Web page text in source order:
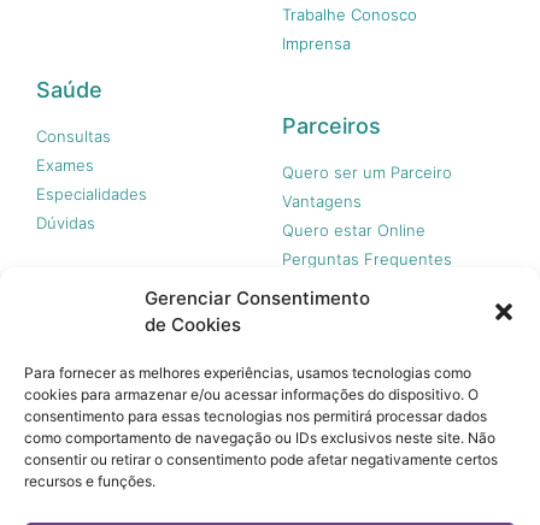
Gerenciar Consentimento
de Cookies
Para fornecer as melhores experiências, usamos tecnologias como
cookies para armazenar e/ou acessar informações do dispositivo. O
consentimento para essas tecnologias nos permitirá processar dados
como comportamento de navegação ou IDs exclusivos neste site. Não
consentir ou retirar o consentimento pode afetar negativamente certos
recursos e funções.
Trabalhe Conosco
Imprensa
Saúde
Consultas
Exames
Especialidades
Dúvidas
Parceiros
Quero ser um Parceiro
Vantagens
Quero estar Online
Perguntas Frequentes